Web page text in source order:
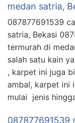
medan satria,
087877691539
satria, Bekasi
termurah di
salah satu kain
, karpet ini juga
ambal, karpet ini
mulai jenis
087877691539